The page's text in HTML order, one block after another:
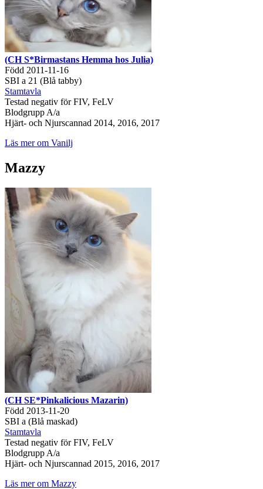
(CH S*Birmastans Hemma hos Julia)
Född 2011-11-16
SBI a 21 (Blå tabby)
Stamtavla
Testad negativ för FIV, FeLV
Blodgrupp A/a
Hjärt- och Njurscannad 2014, 2016, 2017
Läs mer om Vanilj
Mazzy
(CH SE*Pinkalicious Mazarin)
Född 2013-11-20
SBI a (Blå maskad)
Stamtavla
Testad negativ för FIV, FeLV
Blodgrupp A/a
Hjärt- och Njurscannad 2015, 2016, 2017
Läs mer om Mazzy